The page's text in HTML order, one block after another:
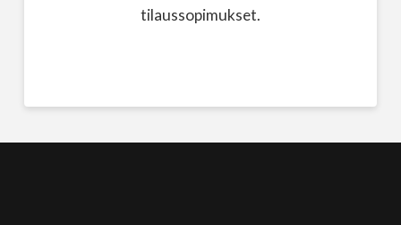
tilaussopimukset.